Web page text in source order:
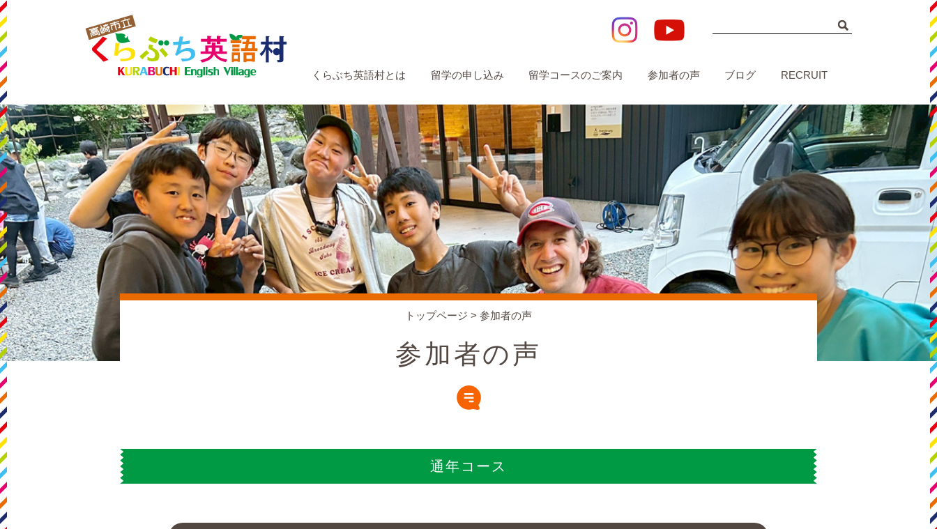
くらぶち英語村とは 留学の申し込み 留学コースのご案内 参加者の声 ブログ RECRUIT
トップページ > 参加者の声
参加者の声
通年コース